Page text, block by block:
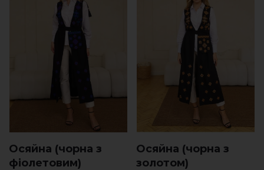
Осяйна (чорна з
фіолетовим)
Осяйна (чорна з
золотом)